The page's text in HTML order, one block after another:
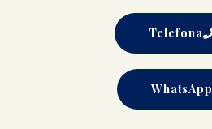
Telefona
WhatsApp